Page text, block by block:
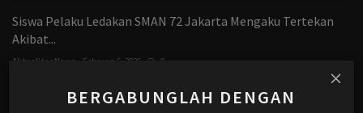
BERGABUNGLAH DENGAN
Siswa Pelaku Ledakan SMAN 72 Jakarta Mengaku Tertekan
Akibat...
AktualitasNews Februari 6, 2026 0